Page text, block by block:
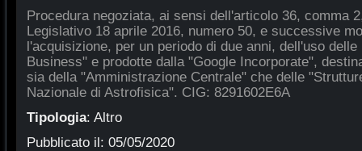
Procedura negoziata, ai sensi dell'articolo 36, comma
Legislativo 18 aprile 2016, numero 50, e successive
l'acquisizione, per un periodo di due anni, dell'uso
Business" e prodotte dalla "Google Incorporate",
sia della "Amministrazione Centrale" che delle
Nazionale di Astrofisica". CIG: 8291602E6A
Tipologia: Altro
Pubblicato il: 05/05/2020